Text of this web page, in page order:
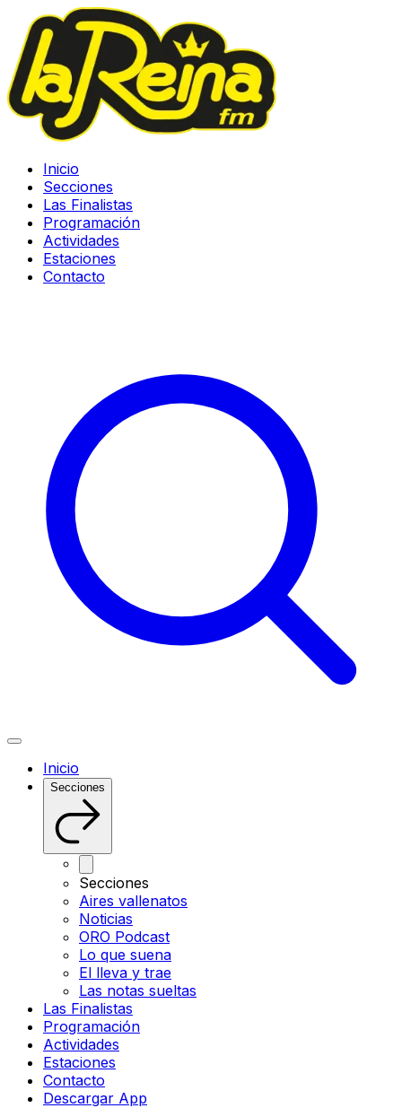
Inicio
Secciones
Las Finalistas
Programación
Actividades
Estaciones
Contacto
Inicio
Secciones
Secciones
Aires vallenatos
Noticias
ORO Podcast
Lo que suena
El lleva y trae
Las notas sueltas
Las Finalistas
Programación
Actividades
Estaciones
Contacto
Descargar App